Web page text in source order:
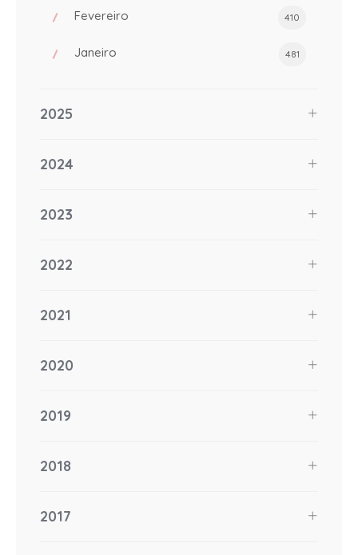
Fevereiro 410
Janeiro 481
2025
2024
2023
2022
2021
2020
2019
2018
2017